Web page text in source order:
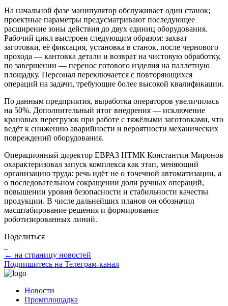
На начальной фазе манипулятор обслуживает один станок;
проектные параметры предусматривают последующее
расширение зоны действия до двух единиц оборудования.
Рабочий цикл выстроен следующим образом: захват
заготовки, её фиксация, установка в станок, после чернового
прохода — кантовка детали и возврат на чистовую обработку,
по завершении — перенос готового изделия на паллетную
площадку. Персонал переключается с повторяющихся
операций на задачи, требующие более высокой квалификации.
По данным предприятия, выработка операторов увеличилась
на 50%. Дополнительный итог внедрения — исключение
крановых перегрузок при работе с тяжёлыми заготовками, что
ведёт к снижению аварийности и вероятности механических
повреждений оборудования.
Операционный директор ЕВРАЗ НТМК Константин Миронов
охарактеризовал запуск комплекса как этап, меняющий
организацию труда: речь идёт не о точечной автоматизации, а
о последовательном сокращении доли ручных операций,
повышении уровня безопасности и стабильности качества
продукции. В числе дальнейших планов он обозначил
масштабирование решения и формирование
роботизированных линий.
Поделиться
← на страницу новостей
Подпишитесь на Телеграм-канал
Новости
Промплощадка